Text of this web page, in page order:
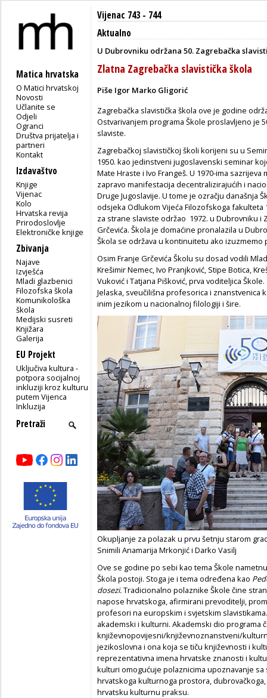
Matica hrvatska
O Matici hrvatskoj
Novosti
Učlanite se
Odjeli
Ogranci
Društva prijatelja i
partneri
Kontakt
Izdavaštvo
Knjige
Vijenac
Kolo
Hrvatska revija
Prirodoslovlje
Elektroničke knjige
Zbivanja
Najave
Izvješća
Mladi glazbenici
Filozofska škola
Komunikološka
škola
Medijski susreti
Knjižara
Galerija
EU Projekt
Uključiva kultura -
potpora socijalnoj
inkluziji kroz kulturu
putem Vijenca
Inkluzija
Vijenac 743 - 744
Aktualno
U Dubrovniku održana 50. Zagrebačka
Zlatna Zagrebačka slavistička škola
Piše Igor Marko Gligorić
Zagrebačka slavistička škola ove je godine
Ostvarivanjem programa Škole proslavljeno je
slaviste.
Zagrebačkoj slavističkoj školi korijeni su u
1950. kao jedinstveni jugoslavenski seminar
Mate Hraste i Ivo Frangeš. U 1970-ima
zapravo manifestacija decentralizirajućih i
Druge Jugoslavije. U tome je ozračju današnja
odsjeka Odlukom Vijeća Filozofskoga fakulteta
za strane slaviste održao 1972. u Dubrovniku i
Grčevića. Škola je domaćine pronalazila u
Škola se održava u kontinuitetu ako izuzmemo
Osim Franje Grčevića Školu su dosad vodili
Krešimir Nemec, Ivo Pranjković, Stipe Botica,
Vuković i Tatjana Pišković, prva voditeljica
Jelaska, sveučilišna profesorica i znanstvenica
inim jezikom u nacionalnoj filologiji i šire.
Okupljanje za polazak u prvu šetnju starom
Snimili Anamarija Mrkonjić i Darko Vasilj
Ove se godine po sebi kao tema Škole
Škola postoji. Stoga je i tema određena kao
dosezi.Tradicionalno polaznike Škole čine
napose hrvatskoga, afirmirani prevoditelji,
profesori na europskim i svjetskim
akademski i kulturni. Akademski dio programa
književnopovijesni/književnoznanstveni/
jezikoslovna i ona koja se tiču književnosti i
reprezentativna imena hrvatske znanosti i
kulturi omogućuje polaznicima upoznavanje
hrvatskoga kulturnoga prostora,
hrvatsku kulturnu praksu.